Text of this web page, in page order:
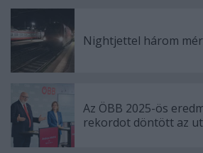
Nightjettel három
Az ÖBB 2025-ös
rekordot döntött az